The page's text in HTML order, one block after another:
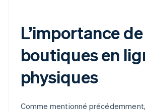
L’importance
boutiques en
physiques
Comme mentionné